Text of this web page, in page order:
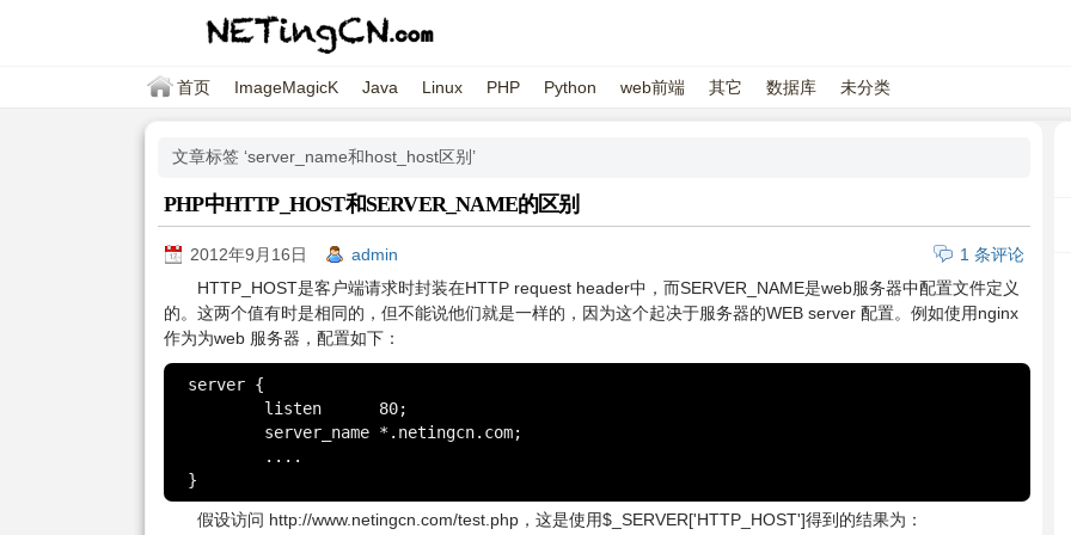
首页 ImageMagicK Java Linux PHP Python web前端 其它 数据库 未分类
文章标签 ‘server_name和host_host区别’
PHP中HTTP_HOST和SERVER_NAME的区别
2012年9月16日 admin
1 条评论
HTTP_HOST是客户端请求时封装在HTTP request header中，而SERVER_NAME是web服务器中配置文件定义
的。这两个值有时是相同的，但不能说他们就是一样的，因为这个起决于服务器的WEB server 配置。例如使用nginx
作为为web 服务器，配置如下：
server {
}
假设访问 http://www.netingcn.com/test.php，这是使用$_SERVER['HTTP_HOST']得到的结果为：